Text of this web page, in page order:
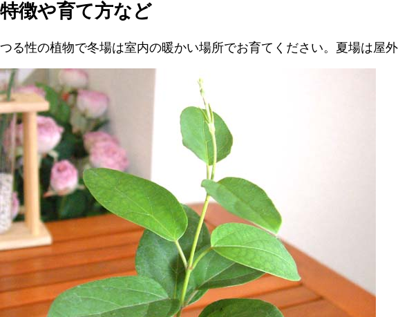
特徴や育て方など
つる性の植物で冬場は室内の暖かい場所でお育てください。夏場は屋